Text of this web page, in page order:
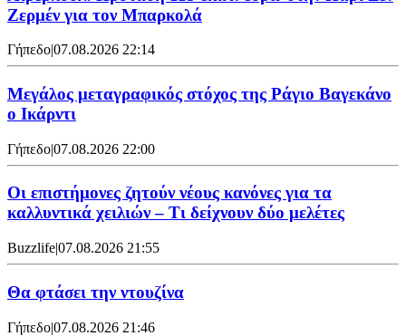
Ζερμέν για τον Μπαρκολά
Γήπεδο|07.08.2026 22:14
Μεγάλος μεταγραφικός στόχος της Ράγιο Βαγεκάνο
ο Ικάρντι
Γήπεδο|07.08.2026 22:00
Οι επιστήμονες ζητούν νέους κανόνες για τα
καλλυντικά χειλιών – Τι δείχνουν δύο μελέτες
Buzzlife|07.08.2026 21:55
Θα φτάσει την ντουζίνα
Γήπεδο|07.08.2026 21:46